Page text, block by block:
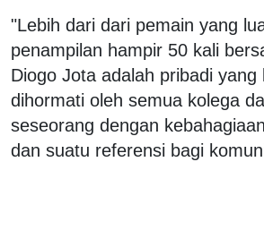
"Lebih dari dari pemain yang
penampilan hampir 50 kali
Diogo Jota adalah pribadi yang
dihormati oleh semua kolega
seseorang dengan
dan suatu referensi bagi